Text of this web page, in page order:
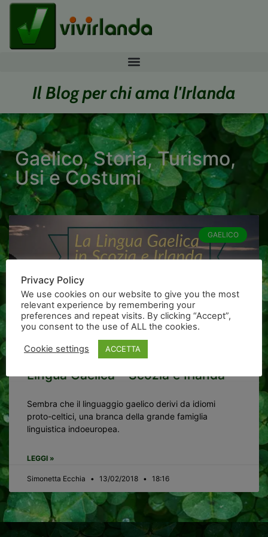
Il Blog per chi ama l'Irlanda
Gaelico,Storia,Turismo,
Usi e Costumi
GAELICO
Lingua Gaelica – Scozia e Irlanda
Sembra che il linguaggio gaelico derivi da idiomi
proto-celtici, una branca della grande famiglia
linguistica indoeuropea.
LEGGI »
Simonetta Ecchia 13/02/2018 18:16
Privacy Policy
We use cookies on our website to give you the most
relevant experience by remembering your
preferences and repeat visits. By clicking “Accept”,
you consent to the use of ALL the cookies.
Cookie settings ACCETTA